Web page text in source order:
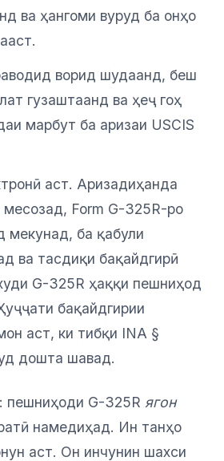
ва ҳангоми вуруд ба онҳо
ворид шудаанд, беш
гузаштаанд ва ҳеҷ гоҳ
марбут ба аризаи USCIS
аст. Аризадиҳанда
месозад, Form G-325R-ро
мекунад, ба қабули
ва тасдиқи бақайдгирӣ
G-325R ҳаққи пешниҳод
бақайдгирии
аст, ки тибқи INA §
дошта шавад.
пешниҳоди G-325R ягон
намедиҳад. Ин танҳо
аст. Он инчунин шахси